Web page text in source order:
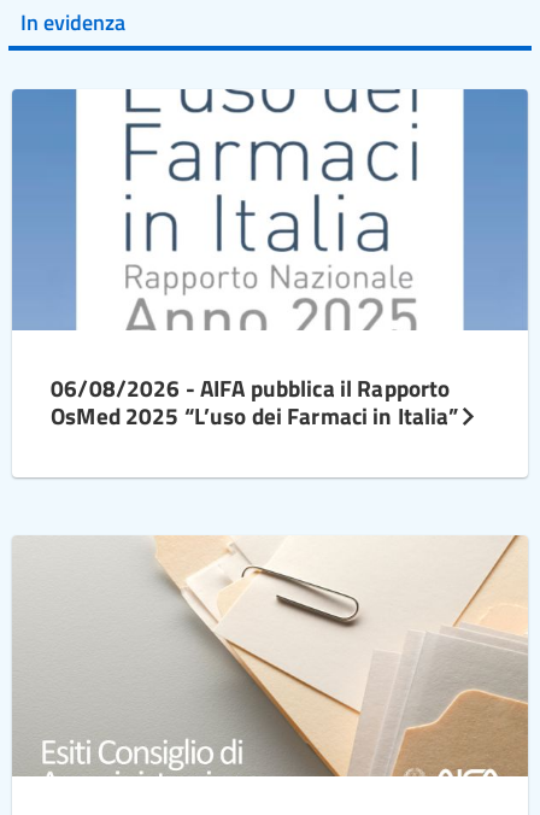
In evidenza
06/08/2026 - AIFA pubblica il Rapporto
OsMed 2025 “L’uso dei Farmaci in Italia”